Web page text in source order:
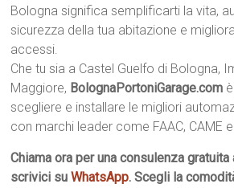
Bologna significa semplificarti la vita,
sicurezza della tua abitazione e
accessi.
Che tu sia a Castel Guelfo di Bologna,
Maggiore, BolognaPortoniGarage.com
scegliere e installare le migliori
con marchi leader come FAAC, CAME
Chiama ora per una consulenza
scrivici suWhatsApp. Scegli la